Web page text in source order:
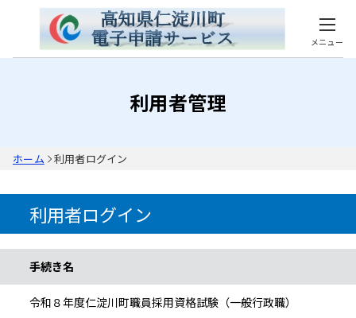
メニュー
利用者管理
ホーム 利用者ログイン
利用者ログイン
手続き名
令和８年度仁淀川町職員採用資格試験（一般行政職）